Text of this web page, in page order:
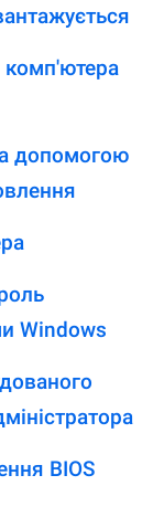
комп'ютера
допомогою
Windows
BIOS